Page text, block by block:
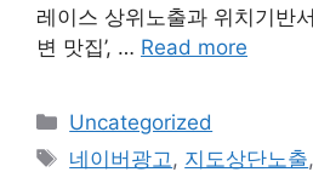
레이스 상위노출과 위치기반
변 맛집’, … Read more
Categories
Uncategorized
Tags
네이버광고 , 지도상단노출,